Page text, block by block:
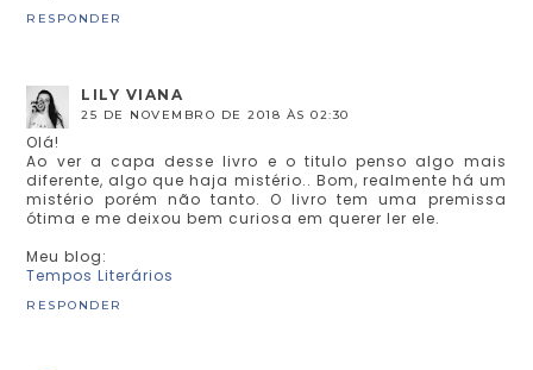
RESPONDER
LILY VIANA
25 DE NOVEMBRO DE 2018 ÀS 02:30
Olá!
Ao ver a capa desse livro e o titulo penso algo mais
diferente, algo que haja mistério.. Bom, realmente há um
mistério porém não tanto. O livro tem uma premissa
ótima e me deixou bem curiosa em querer ler ele.
Meu blog:
Tempos Literários
RESPONDER